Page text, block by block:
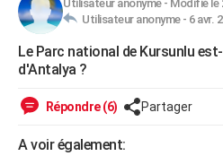
Essais
Réserver un essai
Citadines
Berlines
SUV
Forum auto
HIGH-TECH
Mobiles
Meilleur smartphone
Internet
Ordinateurs
Jeux vidéo
Guide high-tech
+BRICOLAGE
Forum
Aménagement intérieur
Extérieur
Cuisine
Salle de bains
Jardinage
Rangement
WEEK-END
Guides de France
Escapades
Patrimoine
Expositions
Musées
Week-end nature
+LIFESTYLE
Utilisateur anonyme- Modifié le
Utilisateur anonyme - 6 avr.
Le Parc national de Kursunlu
d'Antalya ?
Répondre (6) Partager
A voir également: